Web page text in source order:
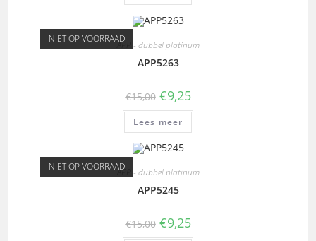
NIET OP VOORRAADAPP - dubbel platinum
APP5263
€15,00 €9,25
Lees meer
NIET OP VOORRAADAPP - dubbel platinum
APP5245
€15,00 €9,25